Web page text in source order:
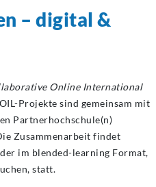
– digital &
Online International
Projekte sind gemeinsam mit
Partnerhochschule(n)
Zusammenarbeit findet
im blended-learning Format,
statt.